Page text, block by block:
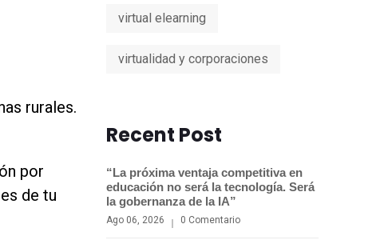
rurales.
por
de tu
virtual elearning
virtualidad y corporaciones
Recent Post
“La próxima ventaja competitiva en
educación no será la tecnología. Será
la gobernanza de la IA”
Ago 06, 2026 0 Comentario